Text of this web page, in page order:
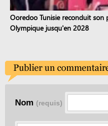
Ooredoo Tunisie reconduit son
Olympique jusqu'en 2028
Nom (requis)